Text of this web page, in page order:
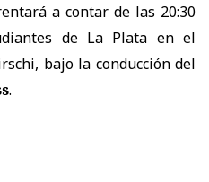
a contar de las 20:30
de La Plata en el
bajo la conducción del
.